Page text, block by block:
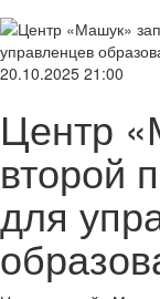
20.10.2025 21:00
Центр
второй
для